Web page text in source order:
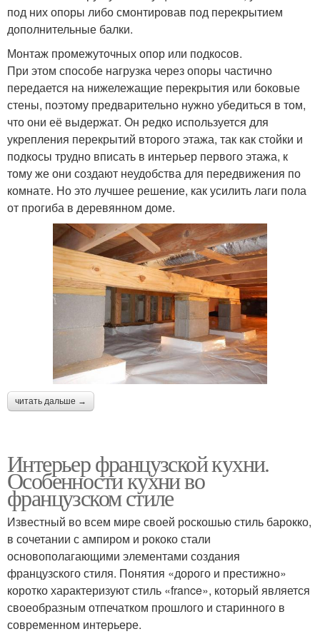
под них опоры либо смонтировав под перекрытием
дополнительные балки.
Монтаж промежуточных опор или подкосов.
При этом способе нагрузка через опоры частично
передается на нижележащие перекрытия или боковые
стены, поэтому предварительно нужно убедиться в том,
что они её выдержат. Он редко используется для
укрепления перекрытий второго этажа, так как стойки и
подкосы трудно вписать в интерьер первого этажа, к
тому же они создают неудобства для передвижения по
комнате. Но это лучшее решение, как усилить лаги пола
от прогиба в деревянном доме.
читать дальше →
Интерьер французской кухни.
Особенности кухни во
французском стиле
Известный во всем мире своей роскошью стиль барокко,
в сочетании с ампиром и рококо стали
основополагающими элементами создания
французского стиля. Понятия «дорого и престижно»
коротко характеризуют стиль «france», который является
своеобразным отпечатком прошлого и старинного в
современном интерьере.